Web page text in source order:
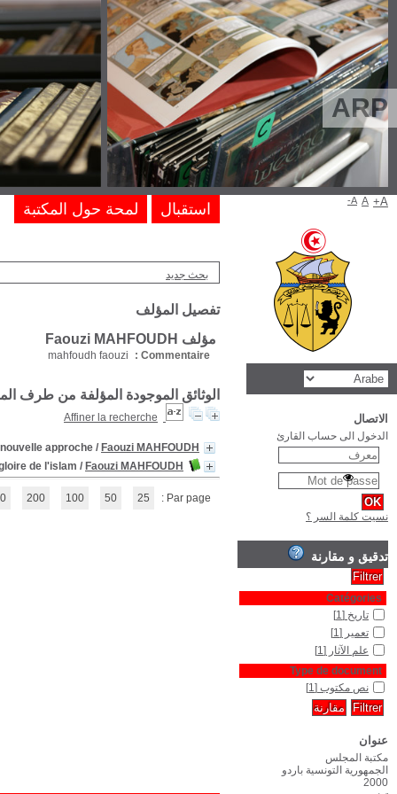
Architecture et urbanisme en Ifriquiya médiévale :
(1 - 2 / 2)